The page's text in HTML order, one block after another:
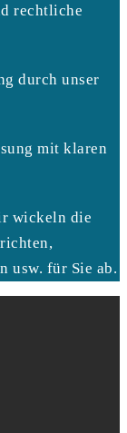
rechtliche
durch unser
mit klaren
wickeln die
usw. für Sie ab.